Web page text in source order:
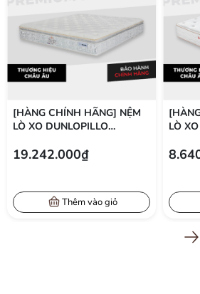
[HÀNG CHÍNH HÃNG] NỆM
LÒ XO DUNLOPILLO
CAO 29 CM
19.242.000₫
Thêm vào giỏ
LÒ